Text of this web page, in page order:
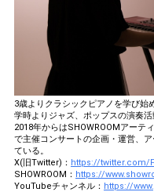
3歳よりクラシックピアノを学び始
学時よりジャズ、ポップスの演奏活
2018年からはSHOWROOMアーテ
で主催コンサートの企画・運営、
ている。
X(旧Twitter)： https://twitter.com/
SHOWROOM： https://
YouTubeチャンネル： https://